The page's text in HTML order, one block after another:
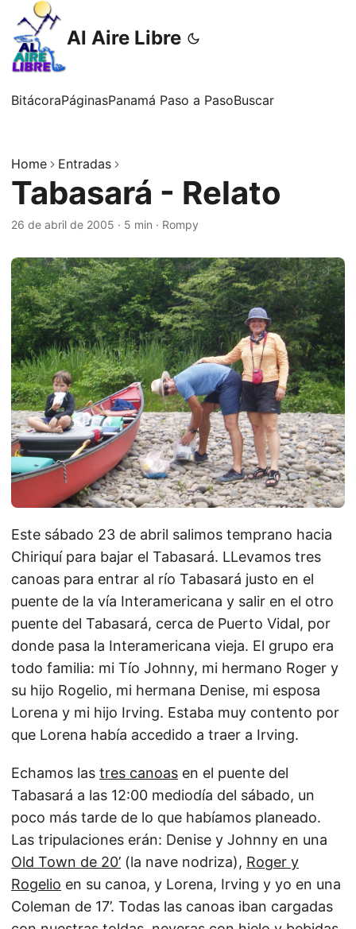
Al Aire Libre
BitácoraPáginasPanamá Paso a PasoBuscar
Home Entradas
Tabasará - Relato
26 de abril de 2005 · 5 min · Rompy
Este sábado 23 de abril salimos temprano hacia
Chiriquí para bajar el Tabasará. LLevamos tres
canoas para entrar al río Tabasará justo en el
puente de la vía Interamericana y salir en el otro
puente del Tabasará, cerca de Puerto Vidal, por
donde pasa la Interamericana vieja. El grupo era
todo familia: mi Tío Johnny, mi hermano Roger y
su hijo Rogelio, mi hermana Denise, mi esposa
Lorena y mi hijo Irving. Estaba muy contento por
que Lorena había accedido a traer a Irving.
Echamos las tres canoas en el puente del
Tabasará a las 12:00 mediodía del sábado, un
poco más tarde de lo que habíamos planeado.
Las tripulaciones erán: Denise y Johnny en una
Old Town de 20’ (la nave nodriza), Roger y
Rogelio en su canoa, y Lorena, Irving y yo en una
Coleman de 17’. Todas las canoas iban cargadas